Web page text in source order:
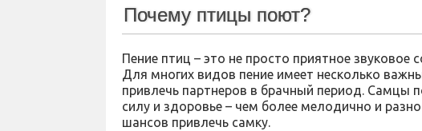
Почему птицы поют?
Пение птиц – это не просто приятное
Для многих видов пение имеет несколько
привлечь партнеров в брачный период. Самцы
силу и здоровье – чем более мелодично и
шансов привлечь самку.